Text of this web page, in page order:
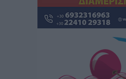
ιστιοφόρου
Τοπικές Ειδήσεις• πριν 15 ώρες
Ερώτηση στην Ευρωπαϊκή
αλλεπάλληλες πυρκαγιές που
ανακύκλωσης και ΧΥΤΑ και